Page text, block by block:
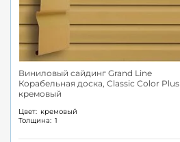
Виниловый сайдинг Grand Line
Корабельная доска, Classic Color Plus
кремовый
Цвет: кремовый
Толщина: 1